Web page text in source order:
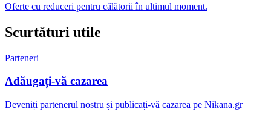
Oferte cu reduceri pentru călătorii în ultimul moment.
Scurtături utile
Parteneri
Adăugați-vă cazarea
Deveniți partenerul nostru și publicați-vă cazarea pe Nikana.gr